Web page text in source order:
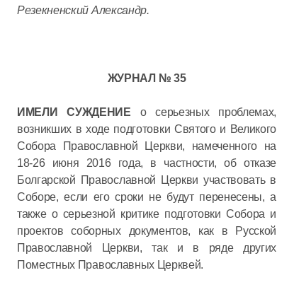
Резекненский Александр.
ЖУРНАЛ № 35
ИМЕЛИ СУЖДЕНИЕ о серьезных проблемах,
возникших в ходе подготовки Святого и Великого
Собора Православной Церкви, намеченного на
18-26 июня 2016 года, в частности, об отказе
Болгарской Православной Церкви участвовать в
Соборе, если его сроки не будут перенесены, а
также о серьезной критике подготовки Собора и
проектов соборных документов, как в Русской
Православной Церкви, так и в ряде других
Поместных Православных Церквей.